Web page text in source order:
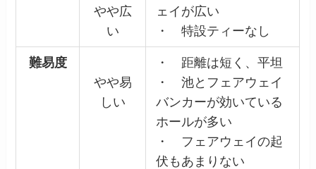
やや広
い
ェイが広い
・ 特設ティーなし
難易度
やや易
しい
・ 距離は短く、平坦
・ 池とフェアウェイ
バンカーが効いている
ホールが多い
・ フェアウェイの起
伏もあまりない